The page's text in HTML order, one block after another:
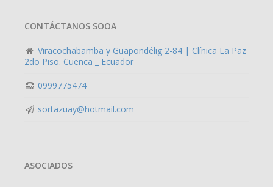
CONTÁCTANOS SOOA
Viracochabamba y Guapondélig 2-84 | Clínica La Paz
2do Piso. Cuenca _ Ecuador
0999775474
sortazuay@hotmail.com
ASOCIADOS